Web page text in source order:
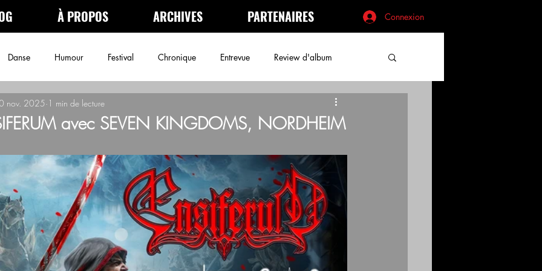
À PROPOS ARCHIVES PARTENAIRES Connexion
Danse Humour Festival Chronique Entrevue Review d'album
Podcast Archives
avec SEVEN KINGDOMS, NORDHEIM
nov. 2025 1 min de lecture